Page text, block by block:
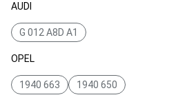
AUDI
G 012 A8D A1
OPEL
1940 663 1940 650